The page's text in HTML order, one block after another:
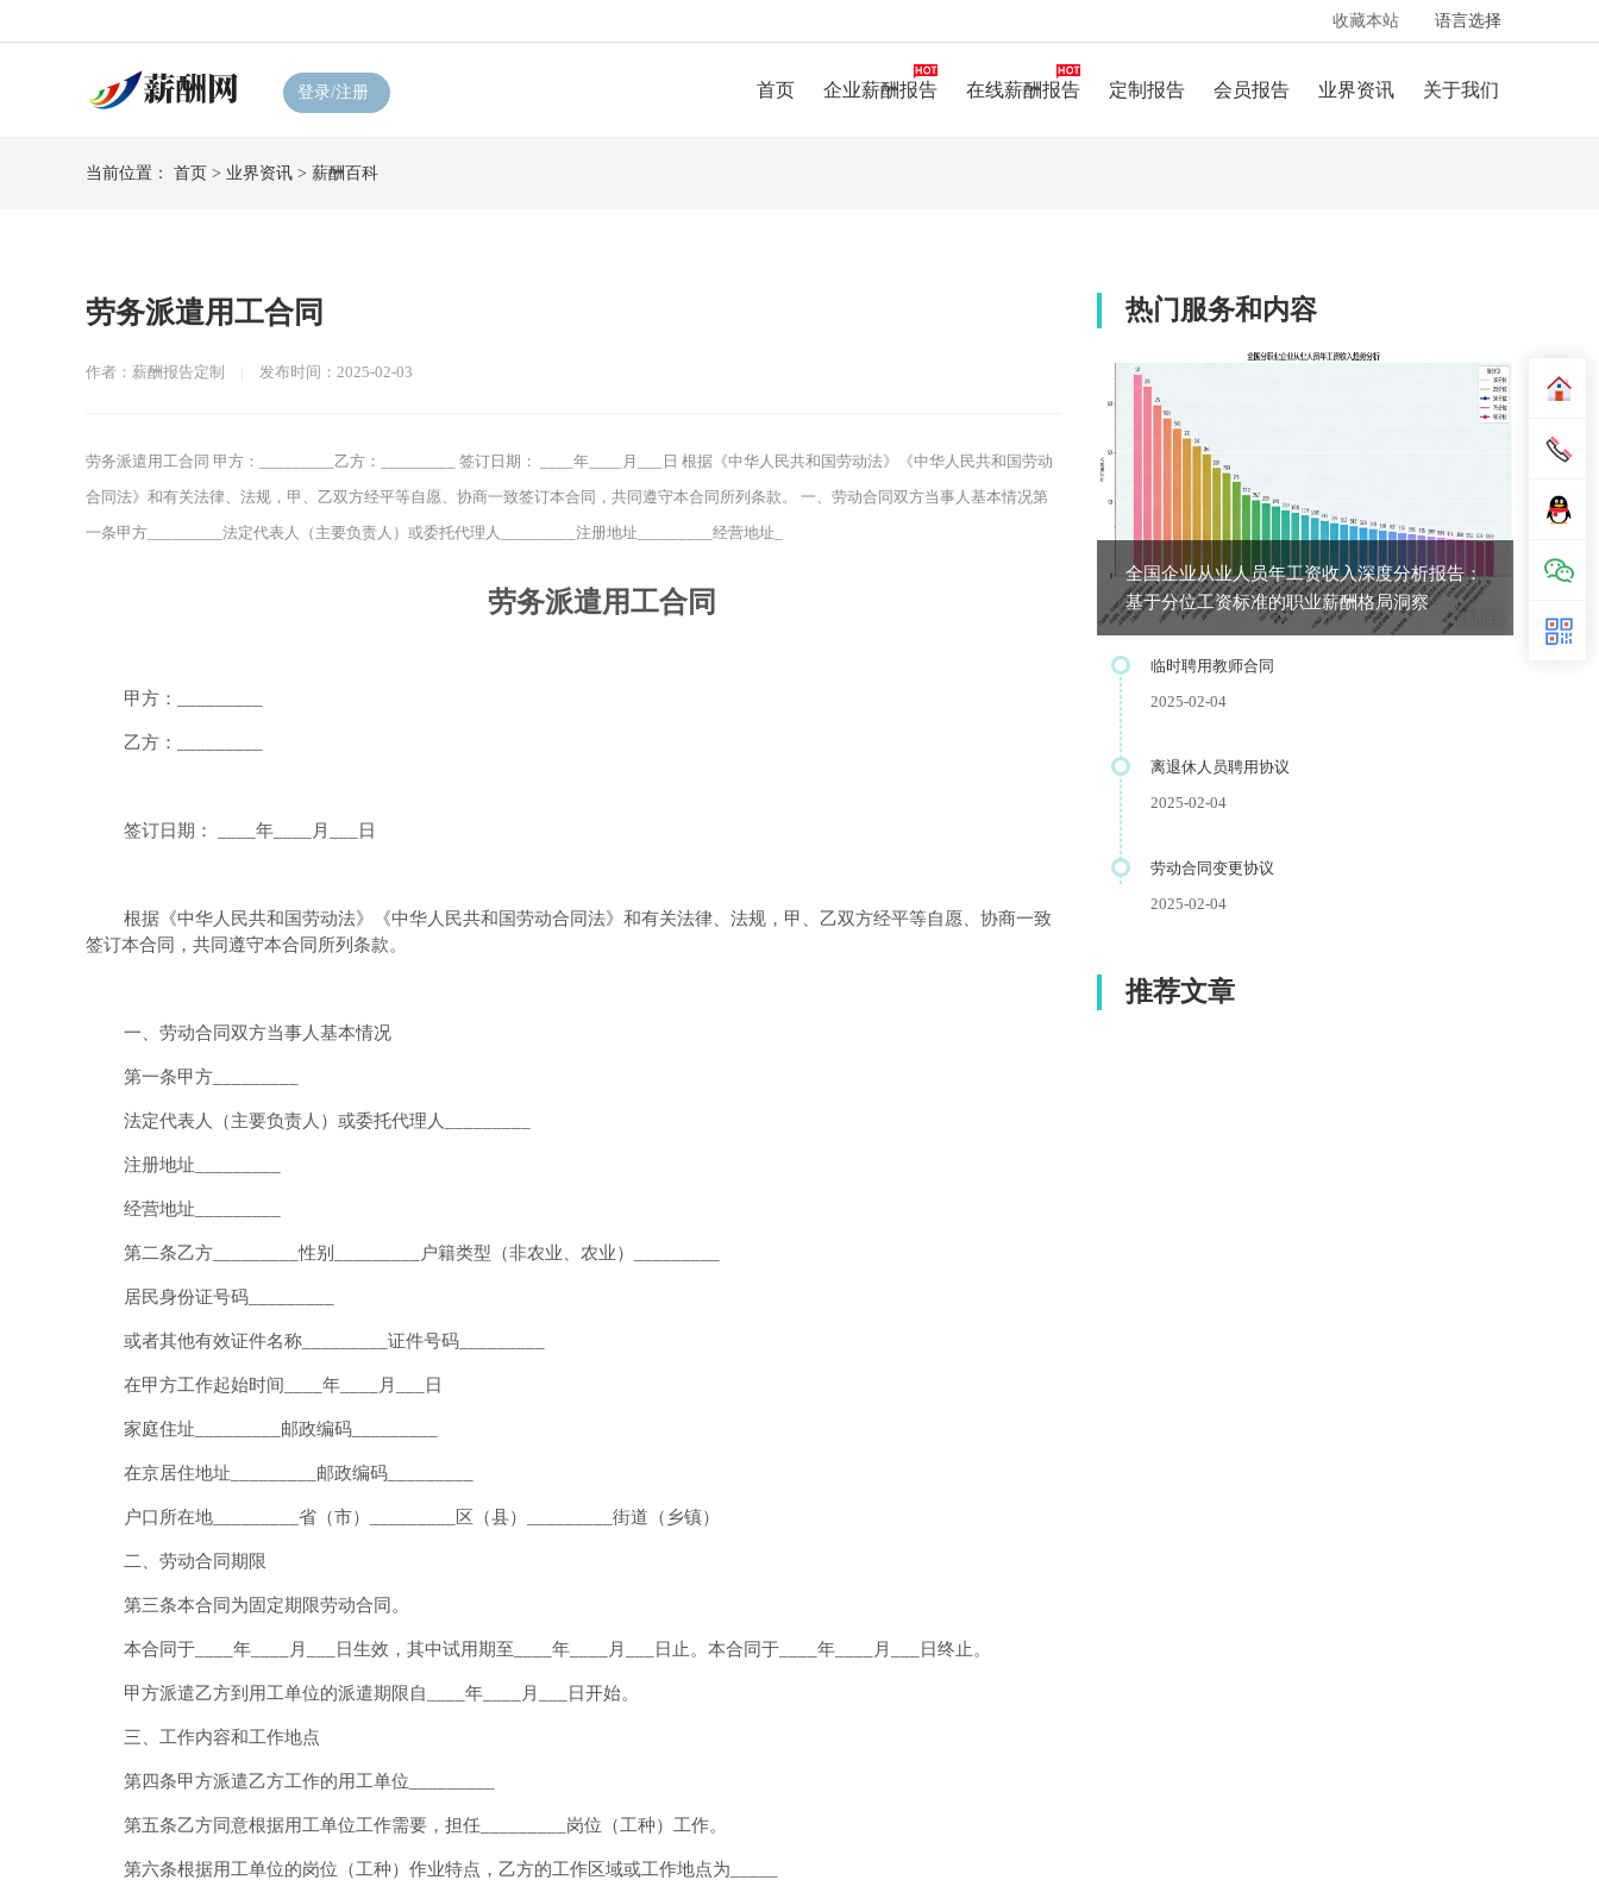
收藏本站 语言选择
登录/注册 首页 企业薪酬报告 在线薪酬报告 定制报告 会员报告 业界资讯 关于我们
当前位置： 首页 > 业界资讯 > 薪酬百科
劳务派遣用工合同
作者：薪酬报告定制 发布时间：2025-02-03
劳务派遣用工合同 甲方：_________乙方：_________ 签订日期： ____年____月___日 根据《中华人民共和国劳动法》《中华人民共和国劳动
合同法》和有关法律、法规，甲、乙双方经平等自愿、协商一致签订本合同，共同遵守本合同所列条款。 一、劳动合同双方当事人基本情况第
一条甲方_________法定代表人（主要负责人）或委托代理人_________注册地址_________经营地址_
劳务派遣用工合同
甲方：_________
乙方：_________
签订日期： ____年____月___日
根据《中华人民共和国劳动法》《中华人民共和国劳动合同法》和有关法律、法规，甲、乙双方经平等自愿、协商一致
签订本合同，共同遵守本合同所列条款。
一、劳动合同双方当事人基本情况
第一条甲方_________
法定代表人（主要负责人）或委托代理人_________
注册地址_________
经营地址_________
第二条乙方_________性别_________户籍类型（非农业、农业）_________
居民身份证号码_________
或者其他有效证件名称_________证件号码_________
在甲方工作起始时间____年____月___日
家庭住址_________邮政编码_________
在京居住地址_________邮政编码_________
户口所在地_________省（市）_________区（县）_________街道（乡镇）
二、劳动合同期限
第三条本合同为固定期限劳动合同。
本合同于____年____月___日生效，其中试用期至____年____月___日止。本合同于____年____月___日终止。
甲方派遣乙方到用工单位的派遣期限自____年____月___日开始。
三、工作内容和工作地点
第四条甲方派遣乙方工作的用工单位_________
第五条乙方同意根据用工单位工作需要，担任_________岗位（工种）工作。
第六条根据用工单位的岗位（工种）作业特点，乙方的工作区域或工作地点为_____
热门服务和内容
全国企业从业人员年工资收入深度分析报告：
基于分位工资标准的职业薪酬格局洞察
临时聘用教师合同
2025-02-04
离退休人员聘用协议
2025-02-04
劳动合同变更协议
2025-02-04
推荐文章